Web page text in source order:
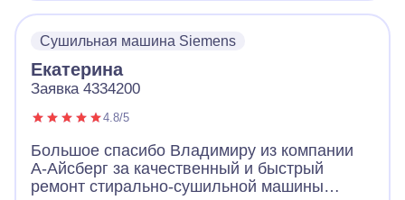
Сушильная машина Siemens
Екатерина
Заявка 4334200
4.8/5
Большое спасибо Владимиру из компании
А-Айсберг за качественный и быстрый
ремонт стирально-сушильной машины